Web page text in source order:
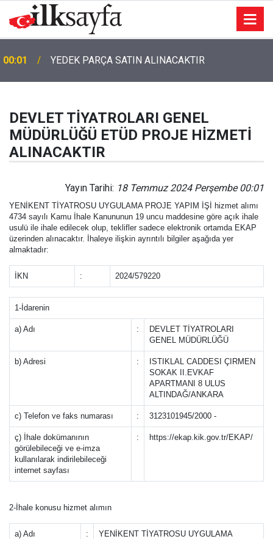
00:01 YEDEK PARÇA SATIN ALINACAKTIR
DEVLET TİYATROLARI GENEL
MÜDÜRLÜĞÜ ETÜD PROJE HİZMETİ
ALINACAKTIR
Yayın Tarihi: 18 Temmuz 2024 Perşembe 00:01
YENİKENT TİYATROSU UYGULAMA PROJE YAPIM İŞİ hizmet alımı
4734 sayılı Kamu İhale Kanununun 19 uncu maddesine göre açık ihale
usulü ile ihale edilecek olup, teklifler sadece elektronik ortamda EKAP
üzerinden alınacaktır. İhaleye ilişkin ayrıntılı bilgiler aşağıda yer
almaktadır:
İKN : 2024/579220
1-İdarenin
a) Adı :
DEVLET TİYATROLARI
GENEL MÜDÜRLÜĞÜ
b) Adresi :
ISTIKLAL CADDESI ÇIRMEN
SOKAK II.EVKAF
APARTMANI 8 ULUS
ALTINDAĞ/ANKARA
c) Telefon ve faks numarası : 3123101945/2000 -
ç) İhale dokümanının
görülebileceği ve e-imza
kullanılarak indirilebileceği
internet sayfası
: https://ekap.kik.gov.tr/EKAP/
2-İhale konusu hizmet alımın
a) Adı :
YENİKENT TİYATROSU UYGULAMA